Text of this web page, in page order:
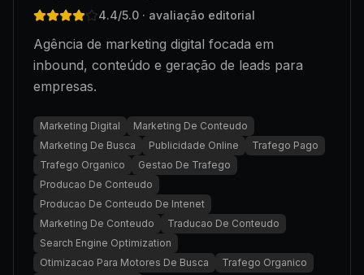
4.4/5.0 · avaliação editorial
Agência de marketing digital focada em
inbound, conteúdo e geração de leads para
empresas.
Marketing Digital
Marketing De Conteudo
Marketing De Busca
Publicidade Online
Trafego Pago
Trafego Organico
Gestao De Trafego
Producao De Conteudo
Producao De Conteudo De Intenet
Marketing De Conteudo
Traducao De Conteudo
Search Engine Optimization
Otimizacao Para Motores De Busca
Trafego Organico